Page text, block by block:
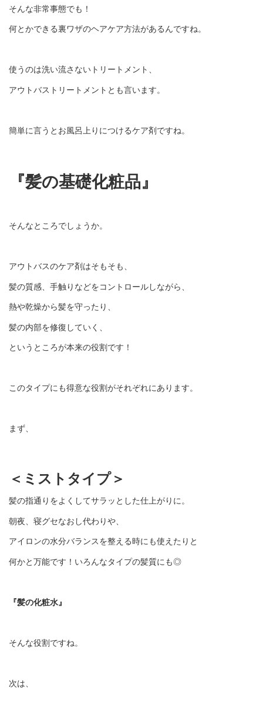
そんな非常事態でも！
何とかできる裏ワザのヘアケア方法があるんですね。
使うのは洗い流さないトリートメント、
アウトバストリートメントとも言います。
簡単に言うとお風呂上りにつけるケア剤ですね。
『髪の基礎化粧品』
そんなところでしょうか。
アウトバスのケア剤はそもそも、
髪の質感、手触りなどをコントロールしながら、
熱や乾燥から髪を守ったり、
髪の内部を修復していく、
というところが本来の役割です！
このタイプにも得意な役割がそれぞれにあります。
まず、
＜ミストタイプ＞
髪の指通りをよくしてサラッとした仕上がりに。
朝夜、寝グセなおし代わりや、
アイロンの水分バランスを整える時にも使えたりと
何かと万能です！いろんなタイプの髪質にも◎
『髪の化粧水』
そんな役割ですね。
次は、